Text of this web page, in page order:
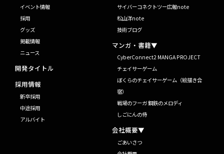
イベント情報
採用
グッズ
掲載情報
ニュース
開発タイトル
採用情報
新卒採用
中途採用
アルバイト
サイバーコネクトツー広報note
松山洋note
技術ブログ
マンガ・書籍▼
CyberConnect2 MANGA PROJECT
チェイサーゲーム
ぼくらのチェイサーゲーム（絵描き合
宿）
戦場のフーガ 鋼鉄のメロディ
しごにんの侍
会社概要▼
ごあいさつ